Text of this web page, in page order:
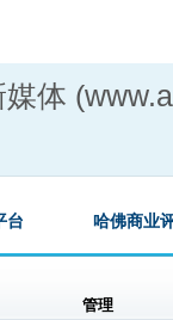
体
台 哈佛商业
管理